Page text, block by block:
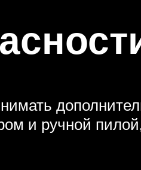
и ручной